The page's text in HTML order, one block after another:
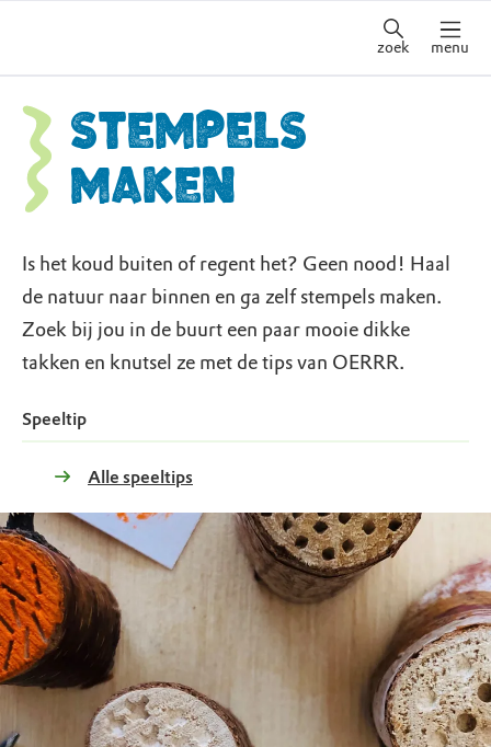
zoek menu
Stempels
maken
Is het koud buiten of regent het? Geen nood! Haal
de natuur naar binnen en ga zelf stempels maken.
Zoek bij jou in de buurt een paar mooie dikke
takken en knutsel ze met de tips van OERRR.
Speeltip
Alle speeltips